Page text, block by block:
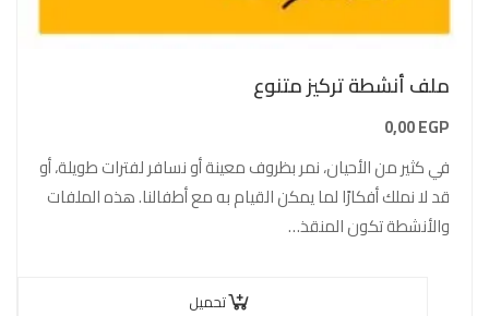
ملف أنشطة تركيز متنوع
0,00EGP
في كثير من الأحيان، نمر بظروف معينة أو نسافر لفترات طويلة، أو
قد لا نملك أفكارًا لما يمكن القيام به مع أطفالنا. هذه الملفات
والأنشطة تكون المنقذ…
تحميل